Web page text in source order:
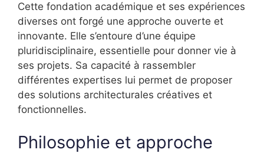
Cette fondation académique et ses expériences
diverses ont forgé une approche ouverte et
innovante. Elle s’entoure d’une équipe
pluridisciplinaire, essentielle pour donner vie à
ses projets. Sa capacité à rassembler
différentes expertises lui permet de proposer
des solutions architecturales créatives et
fonctionnelles.
Philosophie et approche